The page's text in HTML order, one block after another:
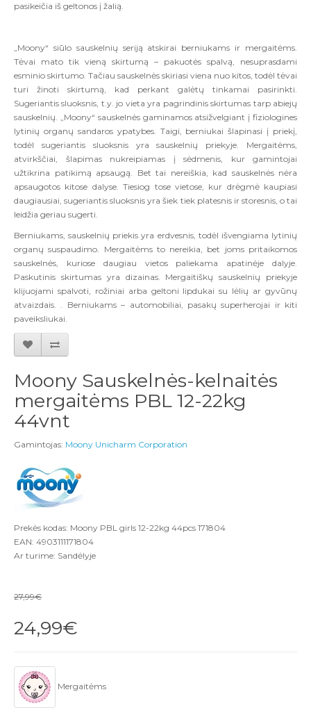
pasikeičia iš geltonos į žalią.
„Moony“ siūlo sauskelnių seriją atskirai berniukams ir mergaitėms.
Tėvai mato tik vieną skirtumą – pakuotės spalvą, nesuprasdami
esminio skirtumo. Tačiau sauskelnės skiriasi viena nuo kitos, todėl tėvai
turi žinoti skirtumą, kad perkant galėtų tinkamai pasirinkti.
Sugeriantis sluoksnis, t.y. jo vieta yra pagrindinis skirtumas tarp abiejų
sauskelnių. „Moony“ sauskelnės gaminamos atsižvelgiant į fiziologines
lytinių organų sandaros ypatybes. Taigi, berniukai šlapinasi į priekį,
todėl sugeriantis sluoksnis yra sauskelnių priekyje. Mergaitėms,
atvirkščiai, šlapimas nukreipiamas į sėdmenis, kur gamintojai
užtikrina patikimą apsaugą. Bet tai nereiškia, kad sauskelnės nėra
apsaugotos kitose dalyse. Tiesiog tose vietose, kur drėgmė kaupiasi
daugiausiai, sugeriantis sluoksnis yra šiek tiek platesnis ir storesnis, o tai
leidžia geriau sugerti.
Berniukams, sauskelnių priekis yra erdvesnis, todėl išvengiama lytinių
organų suspaudimo. Mergaitėms to nereikia, bet joms pritaikomos
sauskelnės, kuriose daugiau vietos paliekama apatinėje dalyje.
Paskutinis skirtumas yra dizainas. Mergaitiškų sauskelnių priekyje
klijuojami spalvoti, rožiniai arba geltoni lipdukai su lėlių ar gyvūnų
atvaizdais. . Berniukams – automobiliai, pasakų superherojai ir kiti
paveiksliukai.
Moony Sauskelnės-kelnaitės
mergaitėms PBL 12-22kg
44vnt
Gamintojas: Moony Unicharm Corporation
Prekės kodas: Moony PBL girls 12-22kg 44pcs 171804
EAN: 4903111171804
Ar turime: Sandėlyje
27,99€
24,99€
Mergaitėms